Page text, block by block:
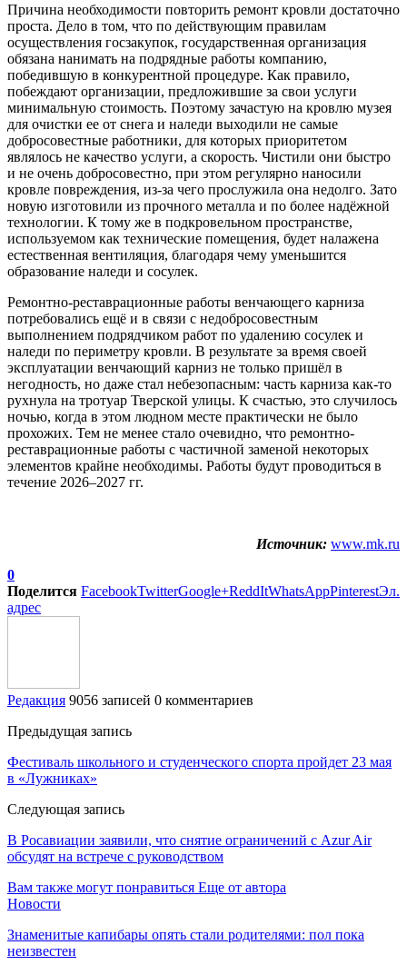
Причина необходимости повторить ремонт кровли достаточно
проста. Дело в том, что по действующим правилам
осуществления госзакупок, государственная организация
обязана нанимать на подрядные работы компанию,
победившую в конкурентной процедуре. Как правило,
побеждают организации, предложившие за свои услуги
минимальную стоимость. Поэтому зачастую на кровлю музея
для очистки ее от снега и наледи выходили не самые
добросовестные работники, для которых приоритетом
являлось не качество услуги, а скорость. Чистили они быстро
и не очень добросовестно, при этом регулярно наносили
кровле повреждения, из-за чего прослужила она недолго. Зато
новую изготовили из прочного металла и по более надёжной
технологии. К тому же в подкровельном пространстве,
используемом как технические помещения, будет налажена
естественная вентиляция, благодаря чему уменьшится
образование наледи и сосулек.
Ремонтно-реставрационные работы венчающего карниза
потребовались ещё и в связи с недобросовестным
выполнением подрядчиком работ по удалению сосулек и
наледи по периметру кровли. В результате за время своей
эксплуатации венчающий карниз не только пришёл в
негодность, но даже стал небезопасным: часть карниза как-то
рухнула на тротуар Тверской улицы. К счастью, это случилось
ночью, когда в этом людном месте практически не было
прохожих. Тем не менее стало очевидно, что ремонтно-
реставрационные работы с частичной заменой некоторых
элементов крайне необходимы. Работы будут проводиться в
течение 2026–2027 гг.
Источник: www.mk.ru
0
Поделится FacebookTwitterGoogle+ReddItWhatsAppPinterestЭл.
адрес
Редакция 9056 записей 0 комментариев
Предыдущая запись
Фестиваль школьного и студенческого спорта пройдет 23 мая
в «Лужниках»
Следующая запись
В Росавиации заявили, что снятие ограничений с Azur Air
обсудят на встрече с руководством
Вам также могут понравиться Еще от автора
Новости
Знаменитые капибары опять стали родителями: пол пока
неизвестен